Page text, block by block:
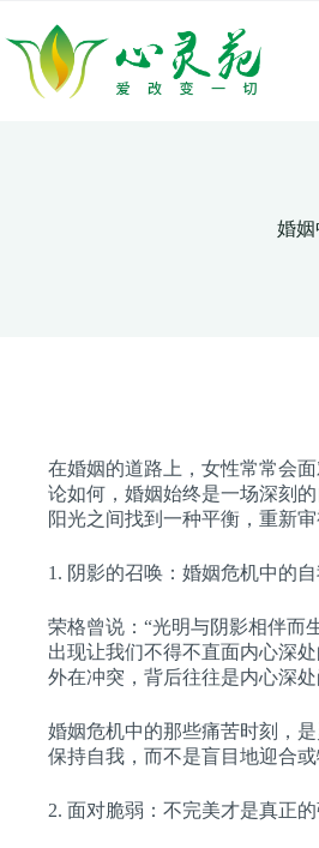
至
婚
在婚姻的道路上，女性常常会
论如何，婚姻始终是一场深刻
阳光之间找到一种平衡，重新
1. 阴影的召唤：婚姻危机中的
荣格曾说：“光明与阴影相伴而
出现让我们不得不直面内心深
外在冲突，背后往往是内心深处
婚姻危机中的那些痛苦时刻，
保持自我，而不是盲目地迎合或
2. 面对脆弱：不完美才是真正